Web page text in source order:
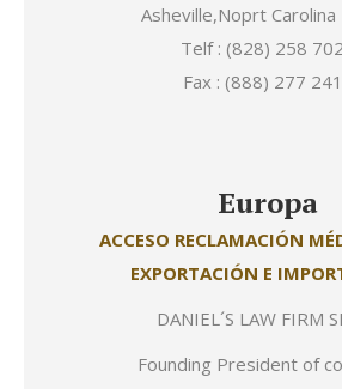
Asheville,Noprt Carolina
Telf : (828) 258
Fax : (888) 277
Europa
ACCESO RECLAMACIÓN
EXPORTACIÓN E
DANIEL´S LAW FIRM
Founding President of